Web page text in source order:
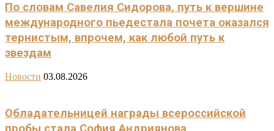
По словам Савелия Сидорова, путь к вершине
международного пьедестала почета оказался
тернистым, впрочем, как любой путь к
звездам
Новости 03.08.2026
Обладательницей награды всероссийской
пробы стала София Андриянова